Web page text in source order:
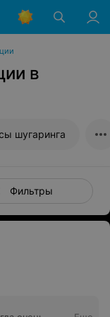
в
шугаринга
Фильтры